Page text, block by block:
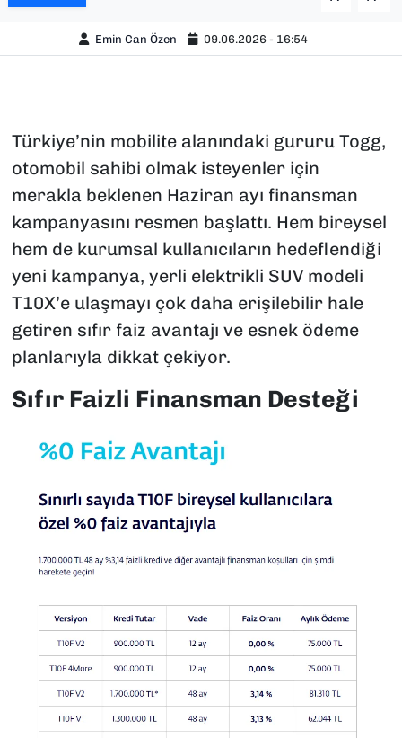
Emin Can Özen 09.06.2026 - 16:54
Türkiye’nin mobilite alanındaki gururu Togg,
otomobil sahibi olmak isteyenler için
merakla beklenen Haziran ayı finansman
kampanyasını resmen başlattı. Hem bireysel
hem de kurumsal kullanıcıların hedeflendiği
yeni kampanya, yerli elektrikli SUV modeli
T10X’e ulaşmayı çok daha erişilebilir hale
getiren sıfır faiz avantajı ve esnek ödeme
planlarıyla dikkat çekiyor.
Sıfır Faizli Finansman Desteği